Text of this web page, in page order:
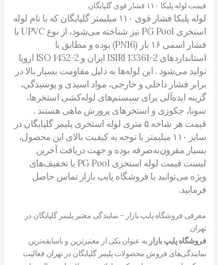
قیمت لوله پلیکا ۱۱۰ فشار قوی گلپایگان
لوله پلیکا فشار قوی ۱۱۰ میلیمتر گلپایگان که با نام لوله
استخری PG Pool نیز شناخته می‌شود، از نوع UPVC با
فشار اسمی ۱۶ بار (PN16) بوده و مطابق با
استانداردهای ISIRI 13361-2 ایران و ISO 1452-2 اروپا
تولید می‌شود . این لوله‌ها به دلیل مقاومت بسیار بالا در
برابر فشار داخلی و خارجی، مواد اسیدی و پوسیدگی،
گزینه ایده‌آلی برای سیستم‌های لوله‌کشی استخرها،
سونا، جکوزی و استخرهای پرورش ماهی هستند .
قیمت هر شاخه ۵ متری لوله استخری پلیمر گلپایگان در
سایز ۱۱۰ میلیمتر با توجه به کیفیت بالای این محصول،
بسیار مقرون‌به‌صرفه بوده و جهت دریافت آخرین
لیست قیمت لوله استخری PG Pool با تخفیف‌های
ویژه می‌توانید با فروشگاه پایپ بازار تماس حاصل
فرمایید.
معرفی فروشگاه پایپ بازار – نمایندگی معتبر پلیمر گلپایگان در
تهران
فروشگاه پایپ بازار به عنوان یکی از معتبرترین و باسابقه‌ترین
نمایندگی‌های فروش محصولات پلیمر گلپایگان در تهران فعالیت